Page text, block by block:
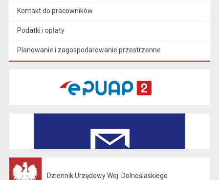
Kontakt do pracowników
Podatki i opłaty
Planowanie i zagospodarowanie przestrzenne
Dziennik Urzędowy Woj. Dolnoślaskiego